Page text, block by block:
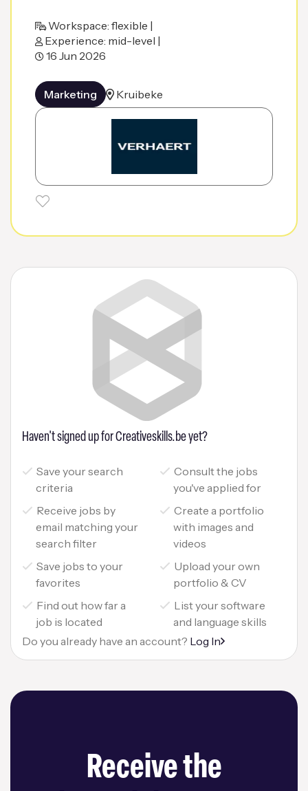
Workspace: flexible |
Experience: mid-level |
16 Jun 2026
Marketing Kruibeke
Haven't signed up for Creativeskills.be yet?
Save your search
criteria
Receive jobs by
email matching your
search filter
Save jobs to your
favorites
Find out how far a
job is located
Consult the jobs
you've applied for
Create a portfolio
with images and
videos
Upload your own
portfolio & CV
List your software
and language skills
Do you already have an account? Log In
Receive the